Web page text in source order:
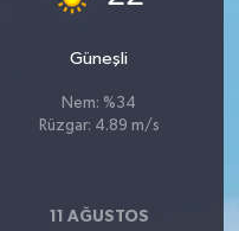
Güneşli
Nem: %34
Rüzgar: 4.89 m/s
11 AĞUSTOS